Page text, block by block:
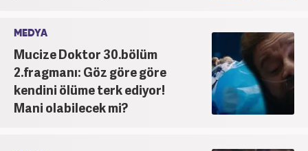
MEDYA
Mucize Doktor 30.bölüm
2.fragmanı: Göz göre göre
kendini ölüme terk ediyor!
Mani olabilecek mi?